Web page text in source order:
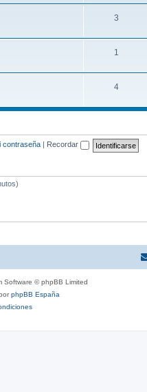
3
1
4
contraseña Recordar
Software © phpBB Limited
phpBB España